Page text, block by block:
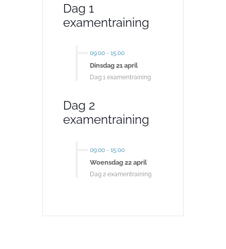
Dag 1
examentraining
09:00 - 15:00
Dinsdag 21 april
Dag 1 examentraining
Dag 2
examentraining
09:00 - 15:00
Woensdag 22 april
Dag 2 examentraining